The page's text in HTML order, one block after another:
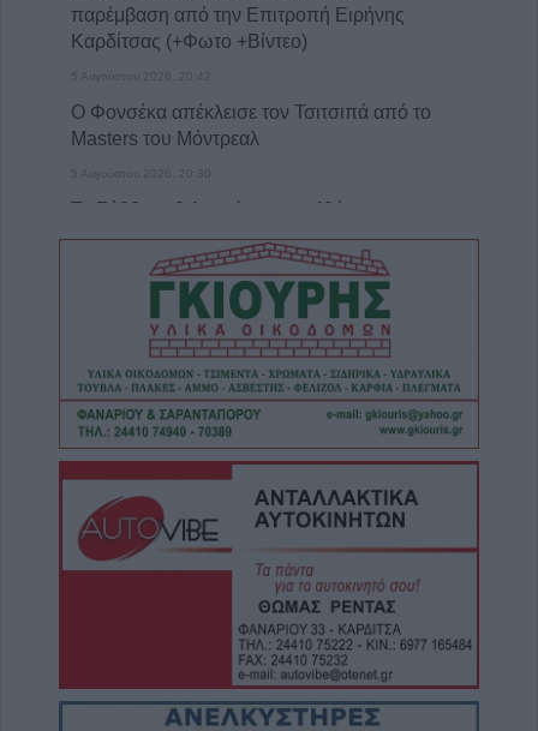
παρέμβαση από την Επιτροπή Ειρήνης
Καρδίτσας (+Φωτο +Βίντεο)
5 Αυγούστου 2026, 20:42
Ο Φονσέκα απέκλεισε τον Τσιτσιπά από το
Masters του Μόντρεαλ
5 Αυγούστου 2026, 20:30
Το Σάββατο 8 Αυγούστου το 40ήμερο
μνημόσυνο της Κωνσταντίας Γεωρ.
Γιαννουσά - Τσιούκα
5 Αυγούστου 2026, 20:25
Το Σάββατο 8 Αυγούστου το 40ήμερο
μνημόσυνο του Δημήτριου Παππά
5 Αυγούστου 2026, 20:15
Η Ε.Ο.Α.Σ.Κ. καταδικάζει τη σύλληψη του
προέδρου του Εργατικού Κέντρου Λάρισας
Σπουδαία μεταγραφική κίνηση για την Α.Ε.
Μουζακίου με την απόκτηση του Γιάννη
Τρεις συλλήψεις για εμπρησμούς από
αμέλεια σε Τρίκαλα, Αττική και Πρέβεζα
5 Αυγούστου 2026, 19:24